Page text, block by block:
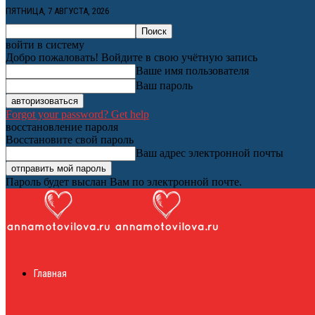
ПЯТНИЦА, 7 АВГУСТА, 2026
войти в систему
Добро пожаловать! Войдите в свою учётную запись
Ваше имя пользователя
Ваш пароль
Forgot your password? Get help
восстановление пароля
Восстановите свой пароль
Ваш адрес электронной почты
Пароль будет выслан Вам по электронной почте.
Главная